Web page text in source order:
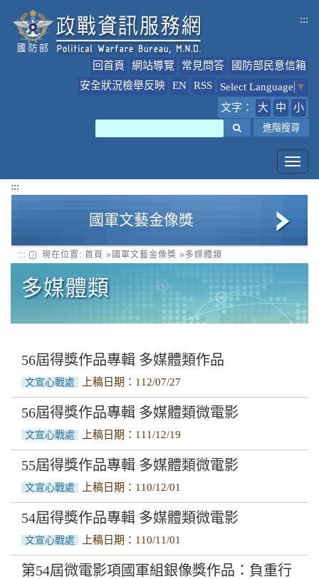
:::
回首頁 網站導覽 常見問答
國防部民意信箱
安全狀況檢舉反映
EN RSS Select Language ▼
文字：
大 中 小
進階搜尋
:::
國軍文藝金像獎
美術類
多媒體類
文字類
音樂類
設計類
::: 現在位置: 首頁 » 國軍文藝金像獎 » 多媒體類
多媒體類
56屆得獎作品專輯 多媒體類作品
文宣心戰處 上稿日期：112/07/27
56屆得獎作品專輯 多媒體類微電影
文宣心戰處 上稿日期：111/12/19
55屆得獎作品專輯 多媒體類微電影
文宣心戰處 上稿日期：110/12/01
54屆得獎作品專輯 多媒體類微電影
文宣心戰處 上稿日期：110/11/01
第54屆微電影項國軍組銀像獎作品：負重行